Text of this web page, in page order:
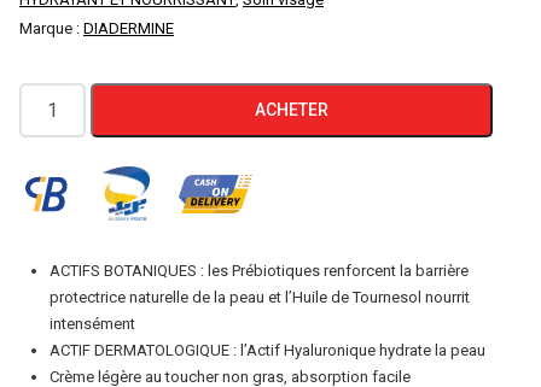
initial
était :
1200 DA.
actuel
est :
800 DA.
Marque : DIADERMINE
quantité
de
DE
hydratante
DIADERMINE
ESSENTIEL
BIO
ACHETER
ACTIFS BOTANIQUES : les Prébiotiques renforcent la barrière
protectrice naturelle de la peau et l’Huile de Tournesol nourrit
intensément
ACTIF DERMATOLOGIQUE : l’Actif Hyaluronique hydrate la peau
Crème légère au toucher non gras, absorption facile